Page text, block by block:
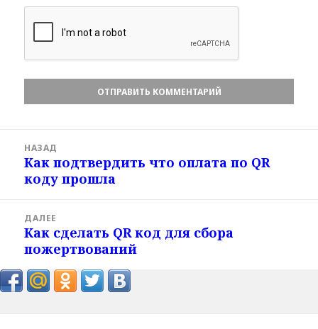
записям
НАЗАД
Предыдущая
запись:
Как подтвердить что оплата по QR
коду прошла
ДАЛЕЕ
Следующая
запись:
Как сделать QR код для сбора
пожертвований